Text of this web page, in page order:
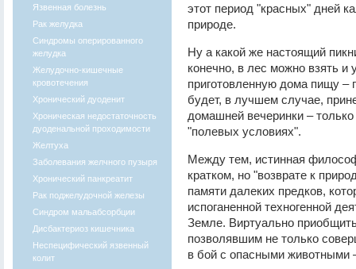
Язвенная болезнь
Рак желудка
Синдромы оперированного
желудка
Желудочно-кишечные
кровотечения
Хронический дуоденит
Хроническая недостаточность
дуоденальной проходимости
Желтуха
Заболевания желчного пузыря
Хронический панкреатит
Рак поджелудочной железы
Синдром мальабсорбции
Дисбактериоз кишечника
Неспецифический язвенный
колит
этот период "красных" дней
природе.
Ну а какой же настоящий
конечно, в лес можно взять и
приготовленную дома пищу
будет, в лучшем случае,
домашней вечеринки –
"полевых условиях".
Между тем, истинная
кратком, но "возврате к
памяти далеких предков,
испоганенной техногенной
Земле. Виртуально
позволявшим не только
в бой с опасными животными